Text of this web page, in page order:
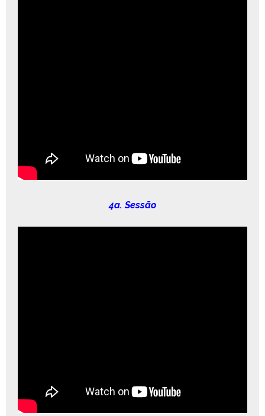
4a. Sessão